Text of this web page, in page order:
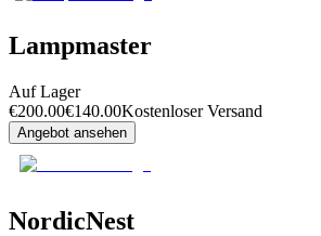
Lampmaster
Auf Lager
€200.00€140.00Kostenloser Versand
Angebot ansehen
NordicNest